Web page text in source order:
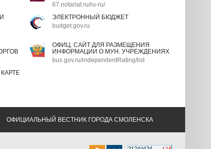
67.notariat.ru/ru-ru/
ЭЛЕКТРОННЫЙ БЮДЖЕТ
budget.gov.ru
ОФИЦ. САЙТ ДЛЯ РАЗМЕЩЕНИЯ
ИНФОРМАЦИИ О МУН. УЧРЕЖДЕНИЯХ
bus.gov.ru/independentRating/list
ОФИЦИАЛЬНЫЙ ВЕСТНИК ГОРОДА СМОЛЕНСКА